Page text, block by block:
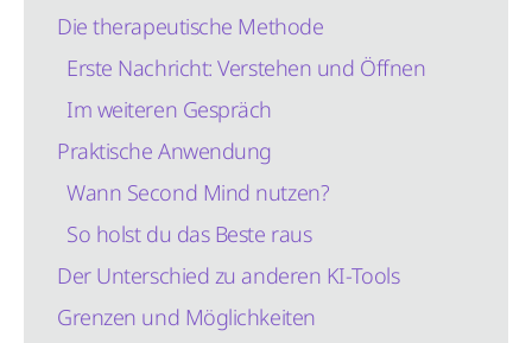
Die therapeutische Methode
Erste Nachricht: Verstehen und Öffnen
Im weiteren Gespräch
Praktische Anwendung
Wann Second Mind nutzen?
So holst du das Beste raus
Der Unterschied zu anderen KI-Tools
Grenzen und Möglichkeiten